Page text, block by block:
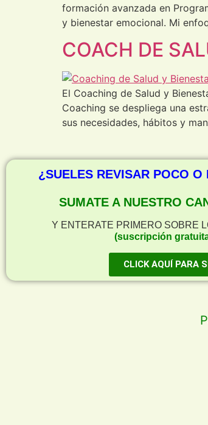
formación avanzada en
y bienestar emocional. Mi
COACH DE
El Coaching de Salud y
Coaching se despliega una
sus necesidades, hábitos y
¿SUELES REVISAR POCO O
SUMATE A NUESTRO
Y ENTERATE PRIMERO SOBRE
(suscripción
CLICK AQUÍ PARA